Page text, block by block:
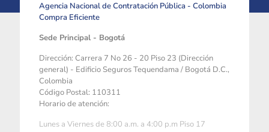
Agencia Nacional de Contratación Pública - Colombia
Compra Eficiente
Sede Principal - Bogotá
Dirección: Carrera 7 No 26 - 20 Piso 23 (Dirección
general) - Edificio Seguros Tequendama / Bogotá D.C.,
Colombia
Código Postal: 110311
Horario de atención:
Lunes a Viernes de 8:00 a.m. a 4:00 p.m Piso 17